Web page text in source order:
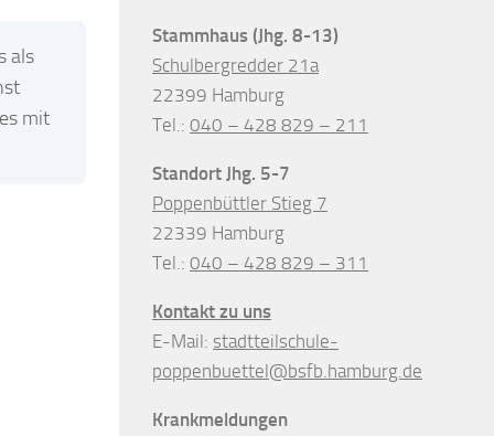
als
mit
Stammhaus (Jhg. 8-13)
Schulbergredder 21a
22399 Hamburg
Tel.: 040 – 428 829 – 211
Standort Jhg. 5-7
Poppenbüttler Stieg 7
22339 Hamburg
Tel.: 040 – 428 829 – 311
Kontakt zu uns
E-Mail: stadtteilschule-
poppenbuettel@bsfb.hamburg.de
Krankmeldungen